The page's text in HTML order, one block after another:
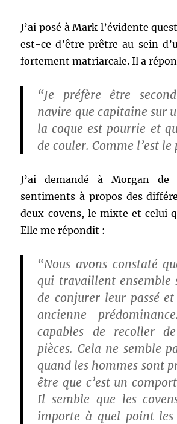
J’ai posé à Mark l’évidente
est-ce d’être prêtre au sein
fortement matriarcale. Il a
“Je préfère être
navire que capitaine sur
la coque est pourrie et
de couler. Comme l’est
J’ai demandé à Morgan de
sentiments à propos des
deux covens, le mixte et celui
Elle me répondit :
“Nous avons constaté
qui travaillent ensemble
de conjurer leur passé
ancienne
capables de recoller
pièces. Cela ne semble
quand les hommes sont
être que c’est un
Il semble que les
importe à quel point les